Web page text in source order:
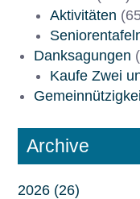
Aktivitäten
Danksagungen
Kaufe Zwei
Archive
2026 (26)